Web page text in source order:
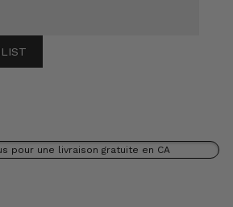
pour une livraison gratuite en CA